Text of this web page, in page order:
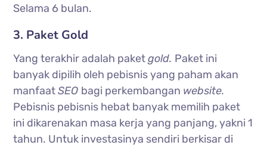
Selama 6 bulan.
3. Paket Gold
Yang terakhir adalah paketgold. Paket ini
banyak dipilih oleh pebisnis yang paham akan
manfaatSEO bagi perkembangan website.
Pebisnis pebisnis hebat banyak memilih paket
ini dikarenakan masa kerja yang panjang, yakni 1
tahun. Untuk investasinya sendiri berkisar di